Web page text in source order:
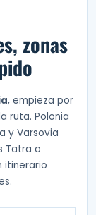
zonas
, empieza por
ruta. Polonia
y Varsovia
Tatra o
itinerario